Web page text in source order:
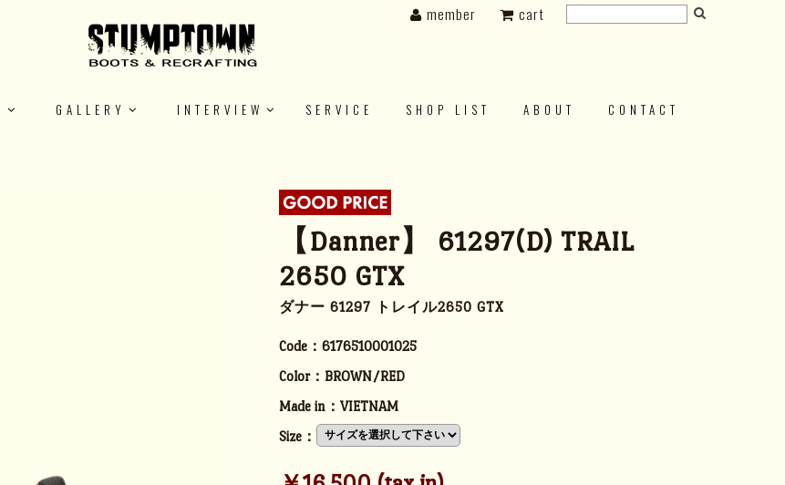
GALLERY INTERVIEW SERVICE SHOP LIST ABOUT CONTACT
member cart
【Danner】 61297(D) TRAIL
2650 GTX
ダナー 61297 トレイル2650 GTX
Code： 6176510001025
Color： BROWN/RED
Made in： VIETNAM
Size：